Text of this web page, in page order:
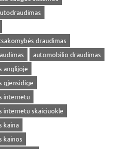
draudimas
automobilio draudimas
anglijoje
gjensidige
internetu
internetu skaiciuokle
kaina
kainos